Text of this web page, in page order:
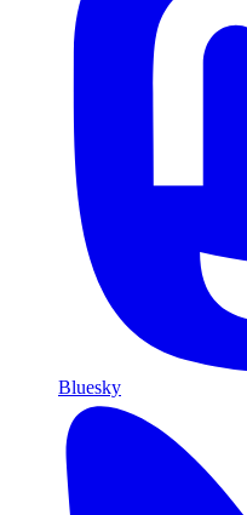
Bluesky